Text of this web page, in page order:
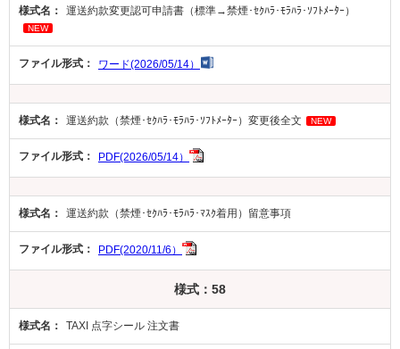
運送約款変更認可申請書（標準→禁煙･ｾｸﾊﾗ･ﾓﾗﾊﾗ･ｿﾌﾄﾒｰﾀｰ）
NEW
ワード(2026/05/14）
運送約款（禁煙･ｾｸﾊﾗ･ﾓﾗﾊﾗ･ｿﾌﾄﾒｰﾀｰ）変更後全文 NEW
PDF(2026/05/14）
運送約款（禁煙･ｾｸﾊﾗ･ﾓﾗﾊﾗ･ﾏｽｸ着用）留意事項
PDF(2020/11/6）
様式：58
TAXI 点字シール 注文書